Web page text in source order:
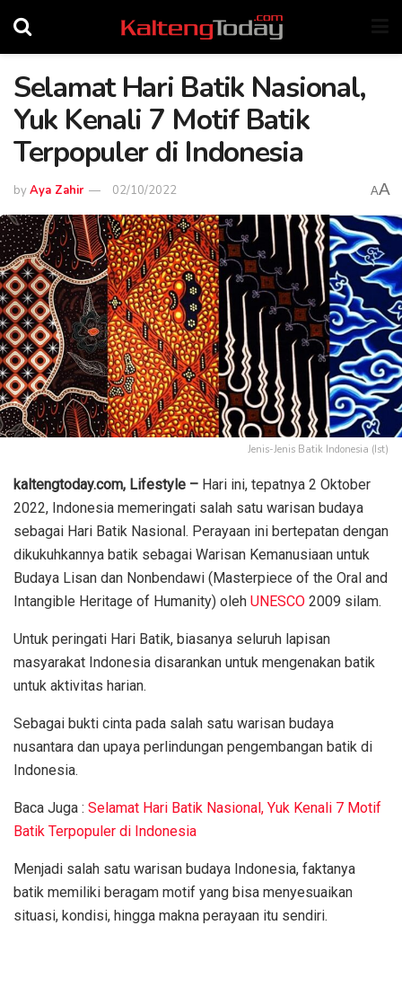
Selamat Hari Batik Nasional,
Yuk Kenali 7 Motif Batik
Terpopuler di Indonesia
byAya Zahir 02/10/2022 AA
Jenis-Jenis Batik Indonesia (Ist)
kaltengtoday.com, Lifestyle – Hari ini, tepatnya 2 Oktober
2022, Indonesia memeringati salah satu warisan budaya
sebagai Hari Batik Nasional. Perayaan ini bertepatan dengan
dikukuhkannya batik sebagai Warisan Kemanusiaan untuk
Budaya Lisan dan Nonbendawi (Masterpiece of the Oral and
Intangible Heritage of Humanity) oleh UNESCO 2009 silam.
Untuk peringati Hari Batik, biasanya seluruh lapisan
masyarakat Indonesia disarankan untuk mengenakan batik
untuk aktivitas harian.
Sebagai bukti cinta pada salah satu warisan budaya
nusantara dan upaya perlindungan pengembangan batik di
Indonesia.
Baca Juga : Selamat Hari Batik Nasional, Yuk Kenali 7 Motif
Batik Terpopuler di Indonesia
Menjadi salah satu warisan budaya Indonesia, faktanya
batik memiliki beragam motif yang bisa menyesuaikan
situasi, kondisi, hingga makna perayaan itu sendiri.